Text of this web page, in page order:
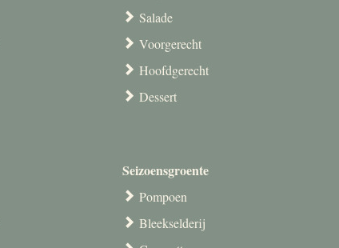
Salade
Voorgerecht
Hoofdgerecht
Dessert
Seizoensgroente
Pompoen
Bleekselderij